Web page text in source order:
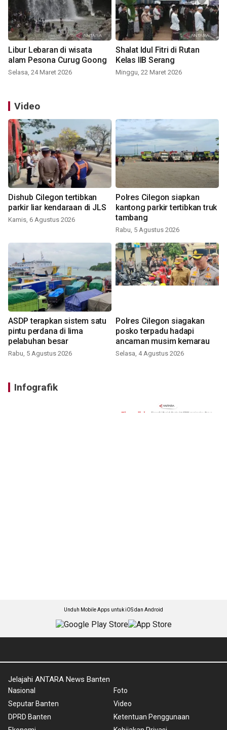
Libur Lebaran di wisata
alam Pesona Curug Goong
Selasa, 24 Maret 2026
Shalat Idul Fitri di Rutan
Kelas IIB Serang
Minggu, 22 Maret 2026
Video
Dishub Cilegon tertibkan
parkir liar kendaraan di JLS
Kamis, 6 Agustus 2026
Polres Cilegon siapkan
kantong parkir tertibkan truk
tambang
Rabu, 5 Agustus 2026
ASDP terapkan sistem satu
pintu perdana di lima
pelabuhan besar
Rabu, 5 Agustus 2026
Polres Cilegon siagakan
posko terpadu hadapi
ancaman musim kemarau
Selasa, 4 Agustus 2026
Infografik
Unduh Mobile Apps untuk iOS dan Android
Jelajahi ANTARA News Banten
Nasional
Seputar Banten
DPRD Banten
Foto
Video
Ketentuan Penggunaan